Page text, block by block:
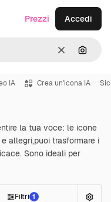
CancellaCerca
Prezzi Accedi
IA Crea un'icona IA
la tua voce: le icone
allegri,puoi trasformare i
Sono ideali per
Filtri 1